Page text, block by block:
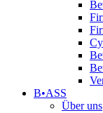
B•ASS
Über uns